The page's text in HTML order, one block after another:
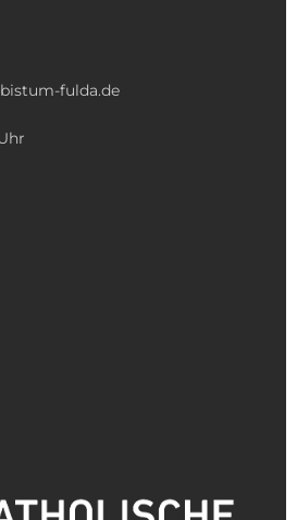
fulda.de